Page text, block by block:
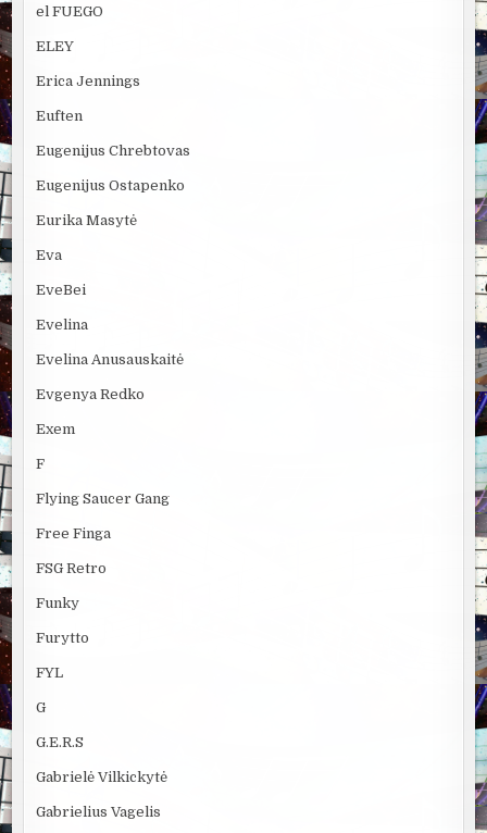
el FUEGO
ELEY
Erica Jennings
Euften
Eugenijus Chrebtovas
Eugenijus Ostapenko
Eurika Masytė
Eva
EveBei
Evelina
Evelina Anusauskaitė
Evgenya Redko
Exem
F
Flying Saucer Gang
Free Finga
FSG Retro
Funky
Furytto
FYL
G
G.E.R.S
Gabrielė Vilkickytė
Gabrielius Vagelis